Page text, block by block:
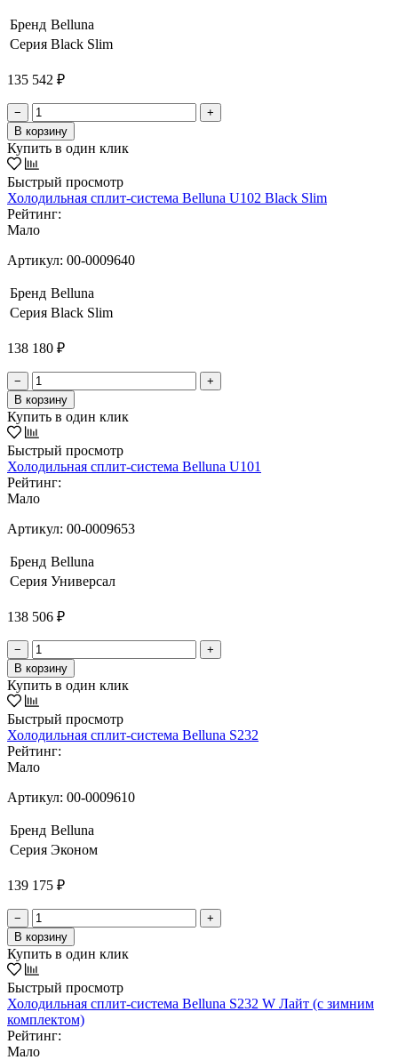
Бренд Belluna
Серия Black Slim
135 542 ₽
−
+
В корзину
Купить в один клик
Быстрый просмотр
Холодильная сплит-система Belluna U102 Black Slim
Рейтинг:
Мало
Артикул: 00-0009640
Бренд Belluna
Серия Black Slim
138 180 ₽
−
+
В корзину
Купить в один клик
Быстрый просмотр
Холодильная сплит-система Belluna U101
Рейтинг:
Мало
Артикул: 00-0009653
Бренд Belluna
Серия Универсал
138 506 ₽
−
+
В корзину
Купить в один клик
Быстрый просмотр
Холодильная сплит-система Belluna S232
Рейтинг:
Мало
Артикул: 00-0009610
Бренд Belluna
Серия Эконом
139 175 ₽
−
+
В корзину
Купить в один клик
Быстрый просмотр
Холодильная сплит-система Belluna S232 W Лайт (с зимним
комплектом)
Рейтинг:
Мало